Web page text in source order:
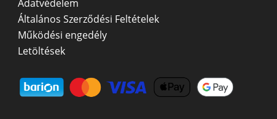
Adatvédelem
Általános Szerződési Feltételek
Működési engedély
Letöltések